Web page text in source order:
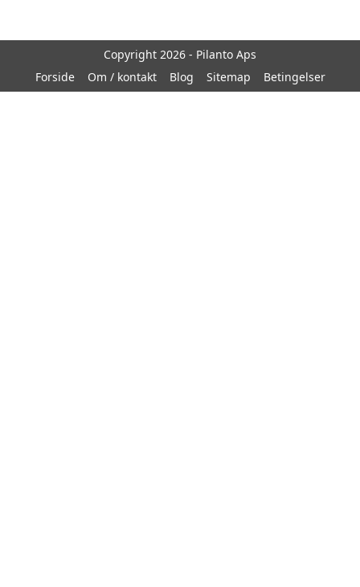
Copyright 2026 - Pilanto Aps
Forside
Om / kontakt Blog Sitemap Betingelser